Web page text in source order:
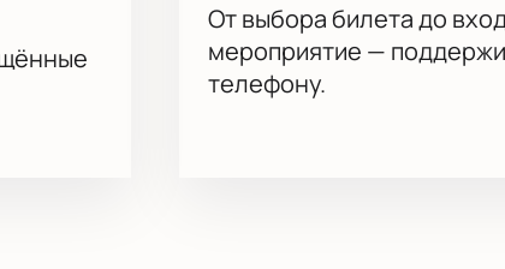
От выбора билета до
мероприятие —
телефону.